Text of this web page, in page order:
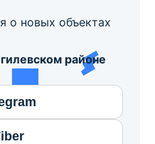
о новых объектах
районе